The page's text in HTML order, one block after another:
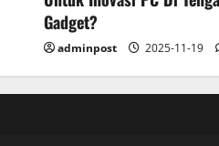
Gadget?
adminpost 2025-11-19